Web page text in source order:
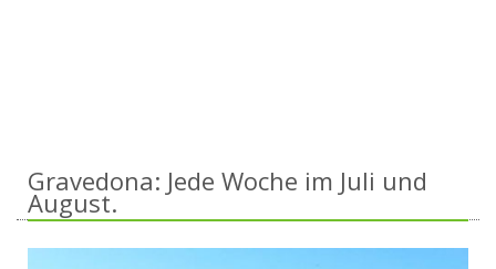
Gravedona: Jede Woche im Juli und
August.